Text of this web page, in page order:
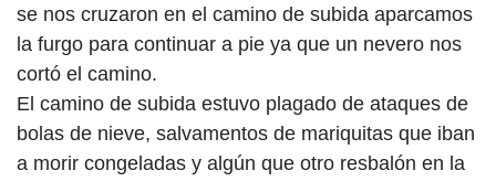
se nos cruzaron en el camino de subida aparcamos
la furgo para continuar a pie ya que un nevero nos
cortó el camino.
El camino de subida estuvo plagado de ataques de
bolas de nieve, salvamentos de mariquitas que iban
a morir congeladas y algún que otro resbalón en la